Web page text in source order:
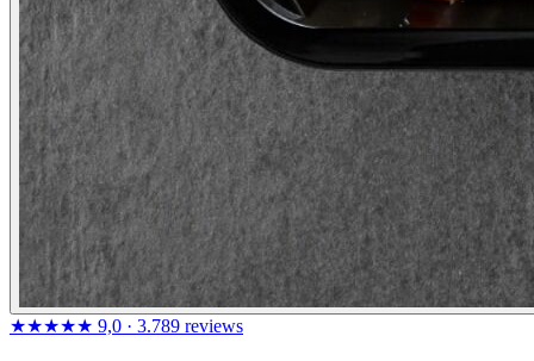
★★★★★ 9,0 · 3.789 reviews